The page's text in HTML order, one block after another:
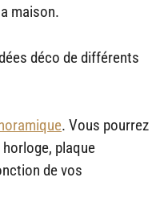
maison.
déco de différents
. Vous pourrez
plaque
de vos